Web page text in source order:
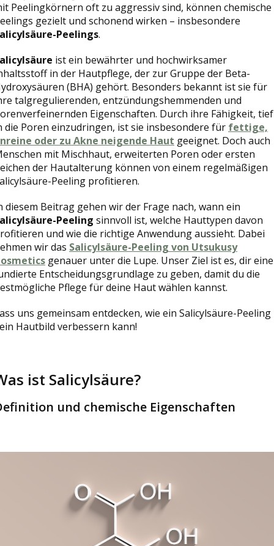
Peelingkörnern oft zu aggressiv sind, können chemische
gezielt und schonend wirken – insbesondere
Peelings.
ist ein bewährter und hochwirksamer
in der Hautpflege, der zur Gruppe der Beta-
(BHA) gehört. Besonders bekannt ist sie für
talgregulierenden, entzündungshemmenden und
Eigenschaften. Durch ihre Fähigkeit, tief
die Poren einzudringen, ist sie insbesondere für fettige,
oder zu Akne neigende Haut geeignet. Doch auch
mit Mischhaut, erweiterten Poren oder ersten
der Hautalterung können von einem regelmäßigen
Peeling profitieren.
diesem Beitrag gehen wir der Frage nach, wann ein
Peeling sinnvoll ist, welche Hauttypen davon
und wie die richtige Anwendung aussieht. Dabei
wir das Salicylsäure-Peeling von Utsukusy
genauer unter die Lupe. Unser Ziel ist es, dir eine
Entscheidungsgrundlage zu geben, damit du die
Pflege für deine Haut wählen kannst.
uns gemeinsam entdecken, wie ein Salicylsäure-Peeling
Hautbild verbessern kann!
ist Salicylsäure?
und chemische Eigenschaften